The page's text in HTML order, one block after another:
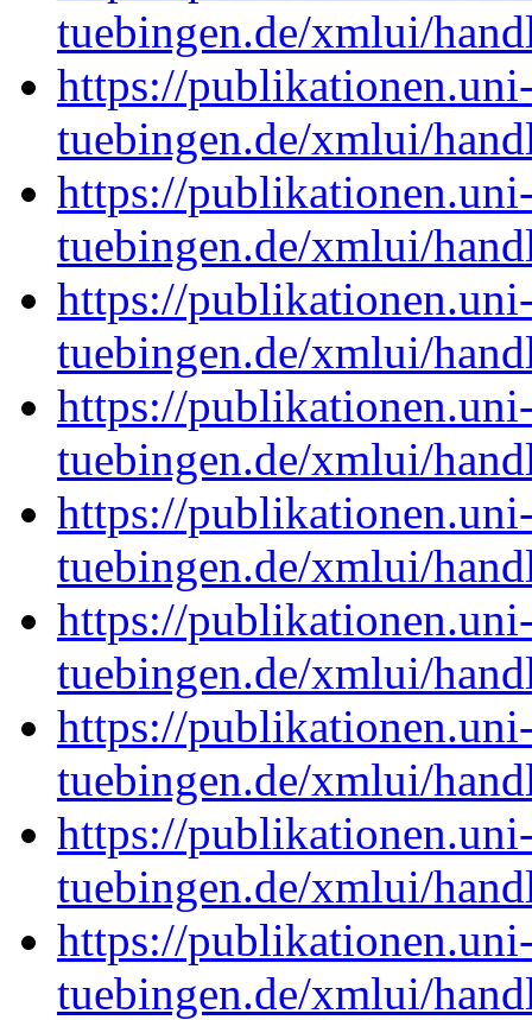
tuebingen.de/xmlui/
https://
tuebingen.de/xmlui/
https://
tuebingen.de/xmlui/
https://
tuebingen.de/xmlui/
https://
tuebingen.de/xmlui/
https://
tuebingen.de/xmlui/
https://
tuebingen.de/xmlui/
https://
tuebingen.de/xmlui/
https://
tuebingen.de/xmlui/
https://
tuebingen.de/xmlui/